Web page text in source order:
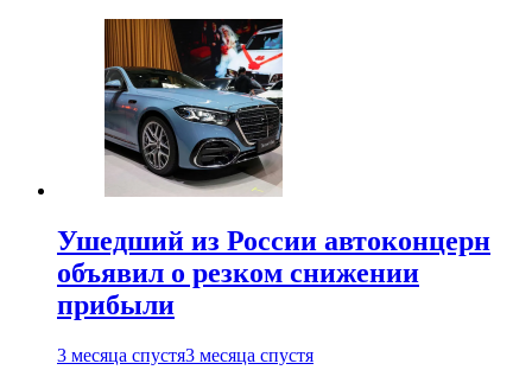
Ушедший из России автоконцерн
объявил о резком снижении
прибыли
3 месяца спустя3 месяца спустя